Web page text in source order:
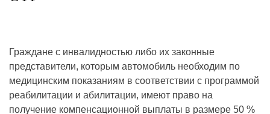
Граждане с инвалидностью либо их законные
представители, которым автомобиль необходим по
медицинским показаниям в соответствии с программой
реабилитации и абилитации, имеют право на
получение компенсационной выплаты в размере 50 %